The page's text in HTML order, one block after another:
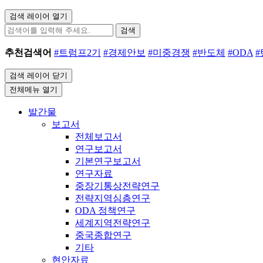
검색 레이어 열기
검색
추천검색어 #트럼프2기 #경제안보 #미중경쟁 #반도체 #ODA #
검색 레이어 닫기
전체메뉴 열기
발간물
보고서
전체보고서
연구보고서
기본연구보고서
연구자료
중장기통상전략연구
전략지역심층연구
ODA 정책연구
세계지역전략연구
중국종합연구
기타
현안자료